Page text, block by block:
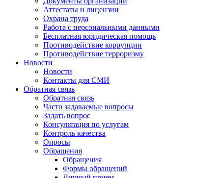
Аттестаты и лицензии
Охрана труда
Работа с персональными данными
Бесплатная юридическая помощь
Противодействие коррупции
Противодействие терроризму
Новости
Новости
Контакты для СМИ
Обратная связь
Обратная связь
Часто задаваемые вопросы
Задать вопрос
Консультация по услугам
Контроль качества
Опросы
Обращения
Обращения
Формы обращений